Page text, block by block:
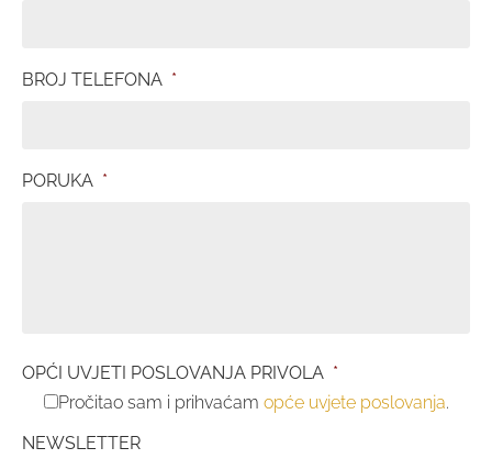
BROJ TELEFONA *
PORUKA *
OPĆI UVJETI POSLOVANJA PRIVOLA *
Pročitao sam i prihvaćam opće uvjete poslovanja.
NEWSLETTER